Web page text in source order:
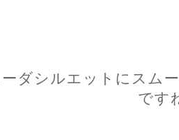
ダシルエットにスム
です